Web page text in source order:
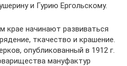
и Гурию Ергольскому.
крае начинают развиваться
ткачество и крашение.
опубликованный в 1912 г.
мануфактур